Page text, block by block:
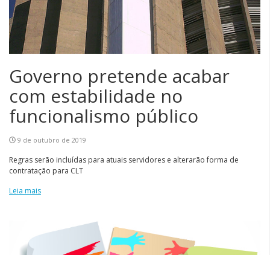
Governo pretende acabar
com estabilidade no
funcionalismo público
9 de outubro de 2019
Regras serão incluídas para atuais servidores e alterarão forma de
contratação para CLT
Leia mais